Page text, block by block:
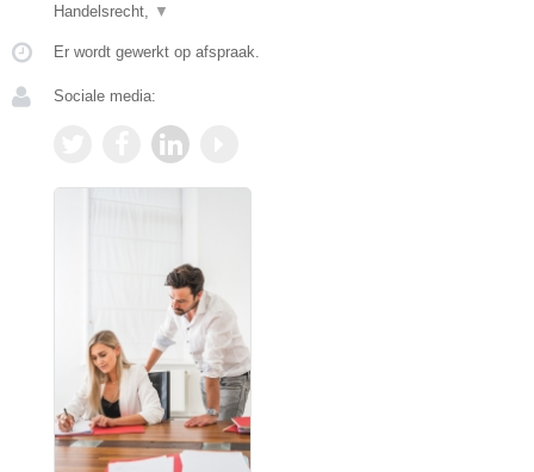
Handelsrecht,
▼
Er wordt gewerkt op afspraak.
Sociale media: